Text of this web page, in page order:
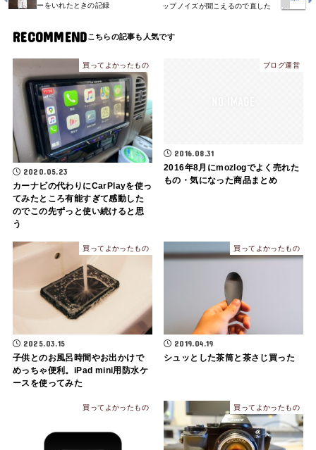
ーをいれたときの記録
ップノイズが聞こえるので直した
RECOMMEND
買ってよかったもの
2020.05.23
カーナビの代わりにCarPlayを使っ
てみたところ有能すぎて感動した
のでこの先ずっと使い続けると思
う
ブログ運営
2016.08.31
2016年8月にmozlogでよく売れた
もの・気になった商品まとめ
買ってよかったもの
2025.03.15
子供とのお風呂時間やお出かけで
めっちゃ便利。iPad mini用防水ケ
ースを使ってみた
買ってよかったもの
2019.04.19
シュッとした茶筒と茶さじ買った
買ってよかったもの 買ってよかったもの